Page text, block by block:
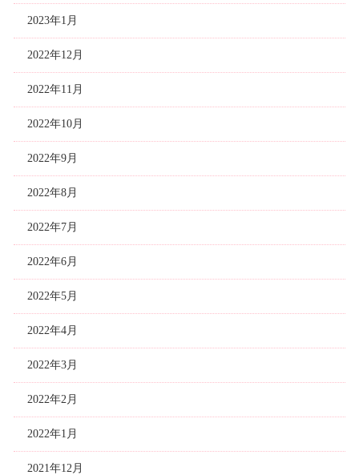
2023年1月
2022年12月
2022年11月
2022年10月
2022年9月
2022年8月
2022年7月
2022年6月
2022年5月
2022年4月
2022年3月
2022年2月
2022年1月
2021年12月